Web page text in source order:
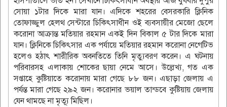
সোয়া ১টার দিকে মারা যান। এদিকে শহরের বেসরকারি ক্লিনিক
তোফাজ্জুল হেলথ সেন্টারে চিকিৎসাধীন ওই ব্যবসায়ীর মেজো ছেলে
করোনা আক্রান্ত মতিয়ার রহমান একই দিন বিকাল ৫ টার দিকে মারা
যান। ক্লিনিকে চিকিৎসার এক পর্যায়ে মতিয়ার রহমান করোনা নেগেটিভ
হলেও হঠাৎ শারীরিক অবনতিতে তিনি মৃত্যুবরণ করেন। এ ঘটনায়
পরিবারসহ এলাকায় শোকের ছায়া নেমে আসে। উল্লেখ্য, গত এক
সপ্তাহে কুষ্টিয়াতে করোনায় মারা গেছে ৮৮ জন। এছাড়া জেলায় এ
পর্যন্ত মারা গেছে ২৯২ জন। করোনার ভয়াল তান্ডবে কুষ্টিয়ায় জেলায়
যেন থামছে না মৃত্যূ মিছিল।